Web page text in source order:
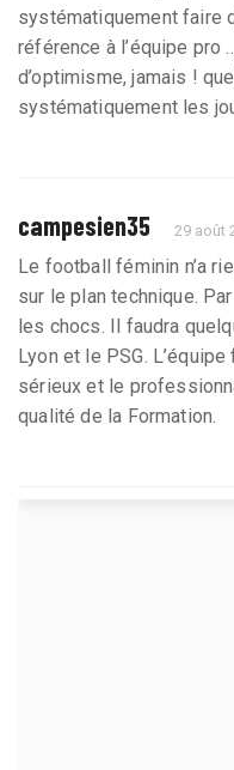
systématiquement faire
référence à l’équipe pro
d’optimisme, jamais !
systématiquement les
campesien35 29 août
Le football féminin n’a
sur le plan technique.
les chocs. Il faudra
Lyon et le PSG.
sérieux et le
qualité de la Formation.